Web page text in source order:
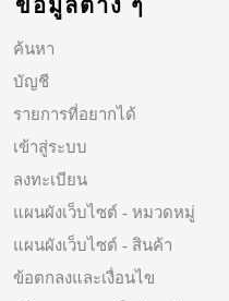
ข้อมูลต่าง ๆ
ค้นหา
บัญชี
รายการที่อยากได้
เข้าสู่ระบบ
ลงทะเบียน
แผนผังเว็บไซต์ - หมวดหมู่
แผนผังเว็บไซต์ - สินค้า
ข้อตกลงและเงื่อนไข